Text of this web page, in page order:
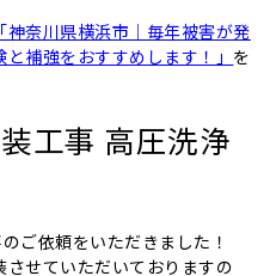
「神奈川県横浜市｜毎年被害が発
補強をおすすめします！」 を
工事 高圧洗浄
ご依頼をいただきました！
せていただいておりますの